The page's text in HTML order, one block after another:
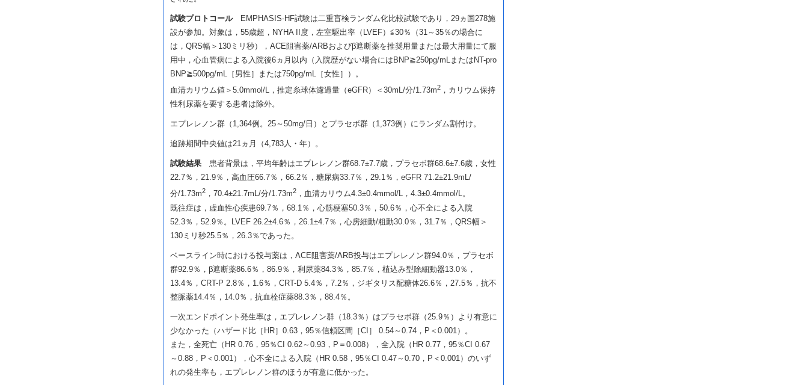
試験プロトコールEMPHASIS-HF試験は二重盲検ランダム化比較試験であり，29ヵ国278施
設が参加。対象は，55歳超，NYHA II度，左室駆出率（LVEF）≦30％（31～35％の場合に
は，QRS幅＞130ミリ秒），ACE阻害薬/ARBおよびβ遮断薬を推奨用量または最大用量にて服
用中，心血管病による入院後6ヵ月以内（入院歴がない場合にはBNP≧250pg/mLまたはNT-pro
BNP≧500pg/mL［男性］または750pg/mL［女性］）。
血清カリウム値＞5.0mmol/L，推定糸球体濾過量（eGFR）＜30mL/分/1.73m2 ，カリウム保持
性利尿薬を要する患者は除外。
エプレレノン群（1,364例。25～50mg/日）とプラセボ群（1,373例）にランダム割付け。
追跡期間中央値は21ヵ月（4,783人・年）。
試験結果 患者背景は，平均年齢はエプレレノン群68.7±7.7歳，プラセボ群68.6±7.6歳，女性
22.7％，21.9％，高血圧66.7％，66.2％，糖尿病33.7％，29.1％，eGFR 71.2±21.9mL/
分/1.73m2 ，70.4±21.7mL/分/1.73m2 ，血清カリウム4.3±0.4mmol/L，4.3±0.4mmol/L。
既往症は，虚血性心疾患69.7％，68.1％，心筋梗塞50.3％，50.6％，心不全による入院
52.3％，52.9％。LVEF 26.2±4.6％，26.1±4.7％，心房細動/粗動30.0％，31.7％，QRS幅＞
130ミリ秒25.5％，26.3％であった。
ベースライン時における投与薬は，ACE阻害薬/ARB投与はエプレレノン群94.0％，プラセボ
群92.9％，β遮断薬86.6％，86.9％，利尿薬84.3％，85.7％，植込み型除細動器13.0％，
13.4％，CRT-P 2.8％，1.6％，CRT-D 5.4％，7.2％，ジギタリス配糖体26.6％，27.5％，抗不
整脈薬14.4％，14.0％，抗血栓症薬88.3％，88.4％。
一次エンドポイント発生率は，エプレレノン群（18.3％）はプラセボ群（25.9％）より有意に
少なかった（ハザード比［HR］0.63，95％信頼区間［CI］ 0.54～0.74，P＜0.001）。
また，全死亡（HR 0.76，95％CI 0.62～0.93，P＝0.008），全入院（HR 0.77，95％CI 0.67
～0.88，P＜0.001），心不全による入院（HR 0.58，95％CI 0.47～0.70，P＜0.001）のいず
れの発生率も，エプレレノン群のほうが有意に低かった。